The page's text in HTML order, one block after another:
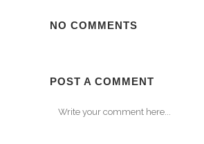
NO COMMENTS
POST A COMMENT